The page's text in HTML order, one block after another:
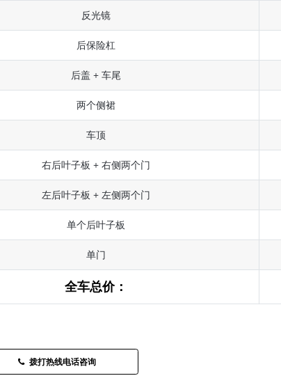
反光镜
后保险杠
后盖 + 车尾
两个侧裙
车顶
右后叶子板 + 右侧两个门
左后叶子板 + 左侧两个门
单个后叶子板
单门
全车总价：
拨打热线电话咨询